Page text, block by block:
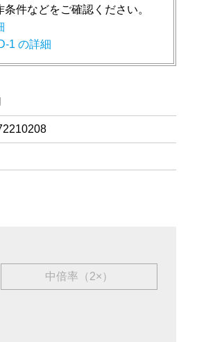
件などをご確認ください。
1 の詳細
中倍率（2×）